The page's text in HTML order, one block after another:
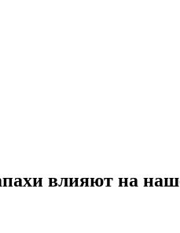
влияют на